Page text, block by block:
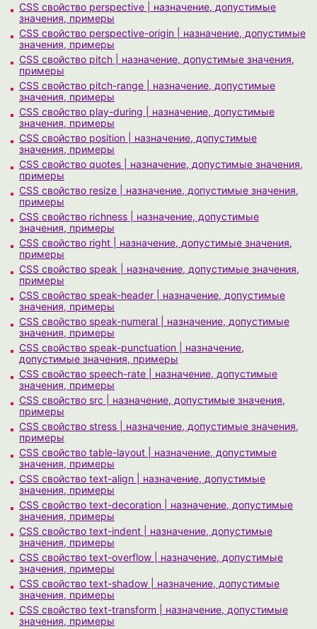
CSS свойство perspective | назначение, допустимые
значения, примеры
CSS свойство perspective-origin | назначение, допустимые
значения, примеры
CSS свойство pitch | назначение, допустимые значения,
примеры
CSS свойство pitch-range | назначение, допустимые
значения, примеры
CSS свойство play-during | назначение, допустимые
значения, примеры
CSS свойство position | назначение, допустимые
значения, примеры
CSS свойство quotes | назначение, допустимые значения,
примеры
CSS свойство resize | назначение, допустимые значения,
примеры
CSS свойство richness | назначение, допустимые
значения, примеры
CSS свойство right | назначение, допустимые значения,
примеры
CSS свойство speak | назначение, допустимые значения,
примеры
CSS свойство speak-header | назначение, допустимые
значения, примеры
CSS свойство speak-numeral | назначение, допустимые
значения, примеры
CSS свойство speak-punctuation | назначение,
допустимые значения, примеры
CSS свойство speech-rate | назначение, допустимые
значения, примеры
CSS свойство src | назначение, допустимые значения,
примеры
CSS свойство stress | назначение, допустимые значения,
примеры
CSS свойство table-layout | назначение, допустимые
значения, примеры
CSS свойство text-align | назначение, допустимые
значения, примеры
CSS свойство text-decoration | назначение, допустимые
значения, примеры
CSS свойство text-indent | назначение, допустимые
значения, примеры
CSS свойство text-overflow | назначение, допустимые
значения, примеры
CSS свойство text-shadow | назначение, допустимые
значения, примеры
CSS свойство text-transform | назначение, допустимые
значения, примеры